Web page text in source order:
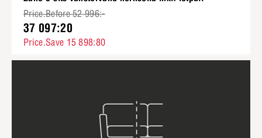
Price.Before 52 996:-
37 097:20
Price.Save 15 898:80